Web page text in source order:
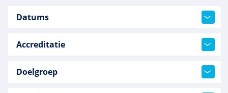
Datums
Accreditatie
Doelgroep